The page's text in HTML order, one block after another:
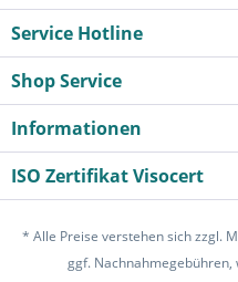
Service Hotline
Shop Service
Informationen
ISO Zertifikat Visocert
* Alle Preise verstehen sich zzgl.
ggf.